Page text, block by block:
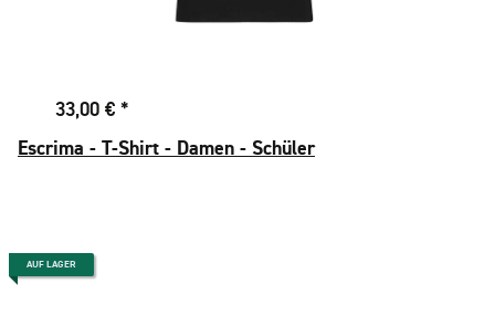
33,00 € *
Escrima - T-Shirt - Damen - Schüler
AUF LAGER